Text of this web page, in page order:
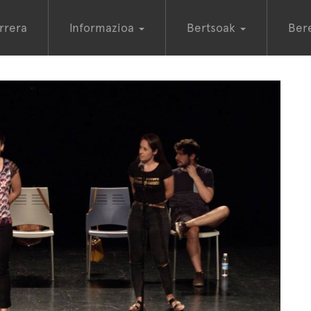
Informazioa Bertsoak